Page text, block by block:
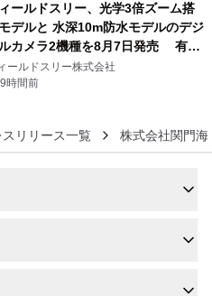
ールドスリー、光学3倍ズーム搭
デルと 水深10m防水モデルのデジ
カメラ2機種を8月7日発売 有効
万画素、用途別に選べるコンデ
登場
ールドスリー株式会社
9時間前
リリース一覧 株式会社関門海